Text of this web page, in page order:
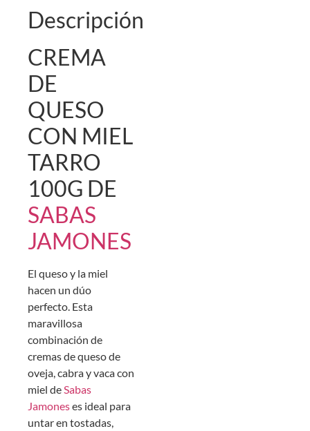
Descripción
CREMA
DE
QUESO
CON MIEL
TARRO
100G DE
SABAS
JAMONES
El queso y la miel
hacen un dúo
perfecto. Esta
maravillosa
combinación de
cremas de queso de
oveja, cabra y vaca con
miel de Sabas
Jamoneses ideal para
untar en tostadas,